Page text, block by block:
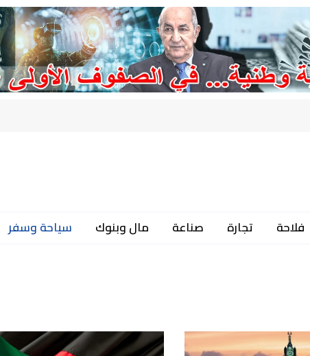
فلاحة تجارة صناعة مال وبنوك سياحة وسفر